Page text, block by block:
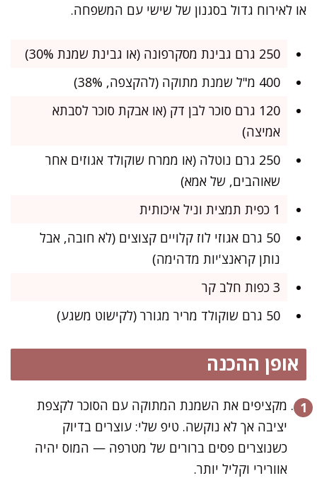
או לאירוח גדול בסגנון של שישי עם המשפחה.
250 גרם גבינת מסקרפונה (או גבינת שמנת 30%)
400 מ"ל שמנת מתוקה (להקצפה, 38%)
120 גרם סוכר לבן דק (או אבקת סוכר לסבתא
אמיצה)
250 גרם נוטלה (או ממרח שוקולד אגוזים אחר
שאוהבים, של אמא)
1 כפית תמצית וניל איכותית
50 גרם אגוזי לוז קלויים קצוצים (לא חובה, אבל
נותן קראנצ'יות מדהימה)
3 כפות חלב קר
50 גרם שוקולד מריר מגורר (לקישוט משגע)
אופן ההכנה
מקציפים את השמנת המתוקה עם הסוכר לקצפת
יציבה אך לא נוקשה. טיפ שלי: עוצרים בדיוק
כשנוצרים פסים ברורים של מטרפה — המוס יהיה
אוורירי וקליל יותר.